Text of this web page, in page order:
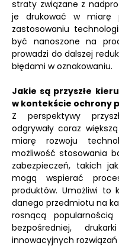
straty związane z
je drukować w miarę
zastosowaniu
być nanoszone na
prowadzi do dalszej
błędami w oznakowaniu.
Jakie są przyszłe
w kontekście ochrony
Z perspektywy
odgrywały coraz
miarę rozwoju
możliwość stosowania
zabezpieczeń, takich
mogą wspierać
produktów. Umożliwi to
danego przedmiotu na
rosnącą
bezpośredniej,
innowacyjnych